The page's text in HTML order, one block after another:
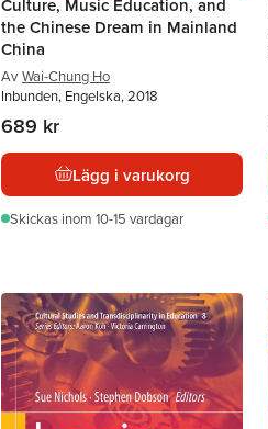
Culture, Music Education, and
the Chinese Dream in Mainland
China
Av Wai-Chung Ho
Inbunden, Engelska, 2018
689 kr
Lägg i varukorg
Skickas inom 10-15 vardagar